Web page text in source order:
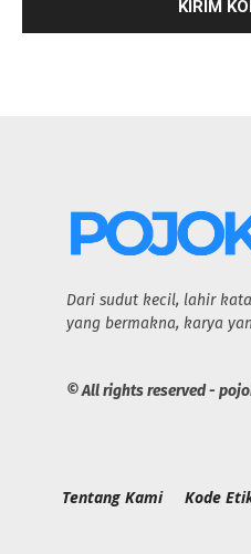
Dari sudut kecil, lahir
yang bermakna, karya
© All rights reserved -
Tentang Kami Kode